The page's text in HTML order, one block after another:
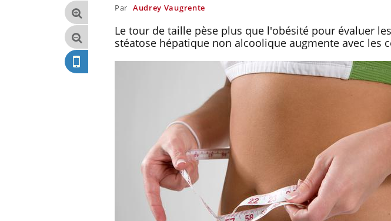
Par Audrey Vaugrente
Le tour de taille pèse plus que l'obésité pour évaluer
stéatose hépatique non alcoolique augmente avec les